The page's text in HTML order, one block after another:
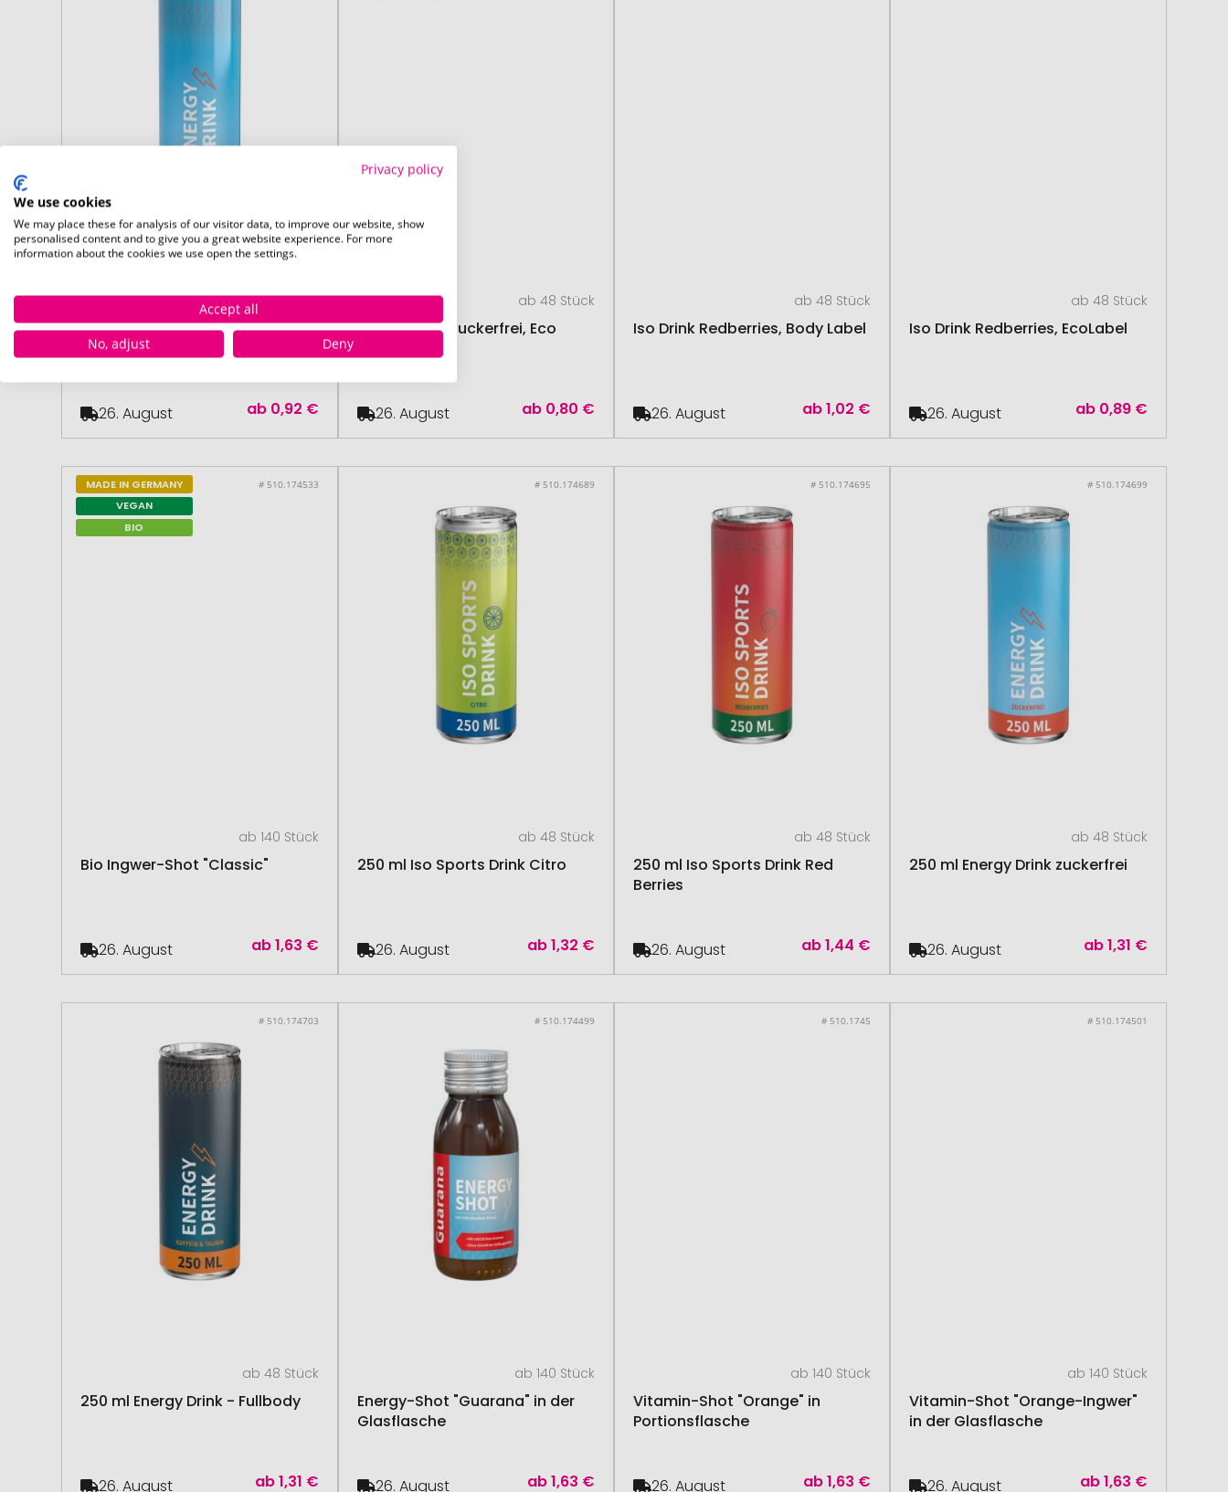
ab 48 Stück
Energy Drink zuckerfrei, Body
Label
ab 0,92 €
26. August
ab 48 Stück
Energy Drink zuckerfrei, Eco
ab 0,80 €
26. August
ab 48 Stück
Iso Drink Redberries, Body Label
ab1,02 €
26. August
ab 48 Stück
Iso Drink Redberries, EcoLabel
ab 0,89 €
26. August
MADE IN GERMANY
VEGAN
BIO
# 510.174533
ab 140 Stück
Bio Ingwer-Shot "Classic"
ab1,63 €
26. August
# 510.174689
ab 48 Stück
250 ml Iso Sports Drink Citro
ab1,32 €
26. August
# 510.174695
ab 48 Stück
250 ml Iso Sports Drink Red
Berries
ab1,44 €
26. August
# 510.174699
ab 48 Stück
250 ml Energy Drink zuckerfrei
ab1,31 €
26. August
# 510.174703
ab 48 Stück
250 ml Energy Drink - Fullbody
ab1,31 €
26. August
# 510.174499
ab 140 Stück
Energy-Shot "Guarana" in der
Glasflasche
ab1,63 €
26. August
# 510.1745
ab 140 Stück
Vitamin-Shot "Orange" in
Portionsflasche
ab1,63 €
26. August
# 510.174501
ab 140 Stück
Vitamin-Shot "Orange-Ingwer"
in der Glasflasche
ab1,63 €
26. August
Privacy policy
We use cookies
We may place these for analysis of our visitor data, to improve our website, show
personalised content and to give you a great website experience. For more
information about the cookies we use open the settings.
Accept all
No, adjust
Deny